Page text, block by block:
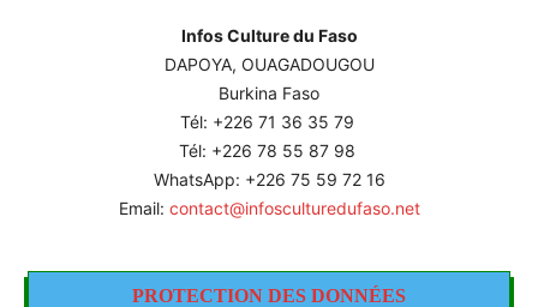
Infos Culture du Faso
DAPOYA, OUAGADOUGOU
Burkina Faso
Tél: +226 71 36 35 79
Tél: +226 78 55 87 98
WhatsApp: +226 75 59 72 16
Email: contact@infosculturedufaso.net
PROTECTION DES DONNÉES